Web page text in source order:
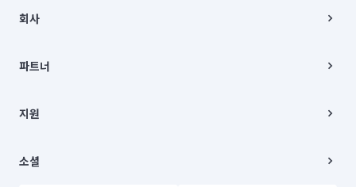
00019 |
주소 | 본사: 서울특별시 종로구 율곡로 6(중학동, 트윈트리빌딩) B동 5층
컨택센터 : 서울특별시 종로구 수송동 율곡로 24, 7층, 8층 미소
상품, 상품정보, 거래에 관한 의무와 책임은 거래당사자에게 있습니다.
언론 보도 관련 문의:
© 유한회사 미소. Miso, Inc. All Rights Reserved.
회사
채용
파트너
이사
지원
이용약관
소셜